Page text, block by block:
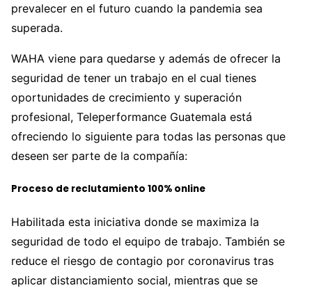
prevalecer en el futuro cuando la pandemia sea
superada.
WAHA viene para quedarse y además de ofrecer la
seguridad de tener un trabajo en el cual tienes
oportunidades de crecimiento y superación
profesional, Teleperformance Guatemala está
ofreciendo lo siguiente para todas las personas que
deseen ser parte de la compañía:
Proceso de reclutamiento 100% online
Habilitada esta iniciativa donde se maximiza la
seguridad de todo el equipo de trabajo. También se
reduce el riesgo de contagio por coronavirus tras
aplicar distanciamiento social, mientras que se